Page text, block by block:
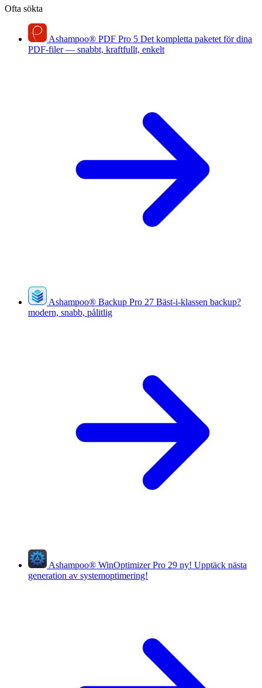
Ofta sökta
Ashampoo® PDF Pro 5 Det kompletta paketet för dina
PDF-filer — snabbt, kraftfullt, enkelt
Ashampoo® Backup Pro 27 Bäst-i-klassen backup?
modern, snabb, pålitlig
Ashampoo® WinOptimizer Pro 29 ny! Upptäck nästa
generation av systemoptimering!